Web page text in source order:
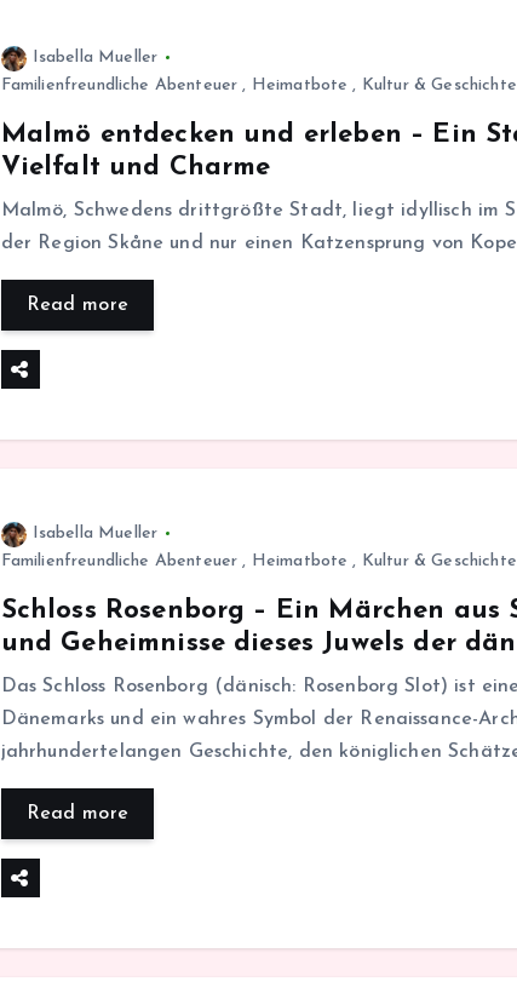
Isabella Mueller
Familienfreundliche Abenteuer , Heimatbote , Kultur & Geschichte
Malmö entdecken und erleben – Ein
Vielfalt und Charme
Malmö, Schwedens drittgrößte Stadt, liegt idyllisch im
der Region Skåne und nur einen Katzensprung von
Read more
Isabella Mueller
Familienfreundliche Abenteuer , Heimatbote , Kultur & Geschichte
Schloss Rosenborg – Ein Märchen aus
und Geheimnisse dieses Juwels der
Das Schloss Rosenborg (dänisch: Rosenborg Slot) ist
Dänemarks und ein wahres Symbol der Renaissance-
jahrhundertelangen Geschichte, den königlichen
Read more